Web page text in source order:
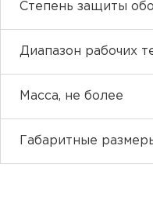
Степень защиты
Диапазон рабочих
Масса, не более
Габаритные